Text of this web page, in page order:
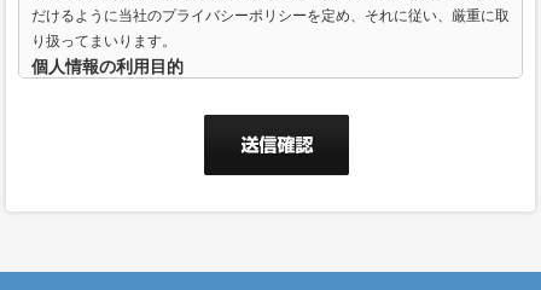
だけるように当社のプライバシーポリシーを定め、それに従い、厳重に取
り扱ってまいります。
個人情報の利用目的
聞きする場合がございます。お客様から提供いただいた個人情報は、当社
の商品やサービスおよび関連情報を提供する目的、当社の商品やサービス
第三者への開示